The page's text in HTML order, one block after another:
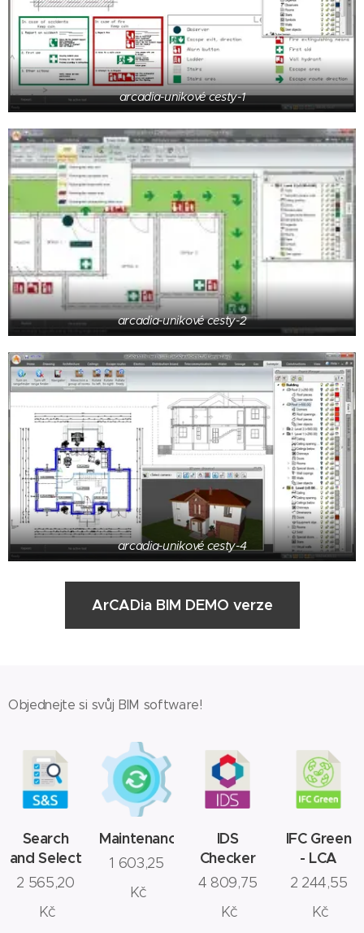
arcadia-unikové cesty-1
arcadia-unikové cesty-2
arcadia-unikové cesty-4
ArCADia BIM DEMO verze
Objednejte si svůj BIM software!
Search
and Select
2 565,20
Kč
Maintenance
1 603,25
Kč
IDS
Checker
4 809,75
Kč
IFC Green
- LCA
2 244,55
Kč